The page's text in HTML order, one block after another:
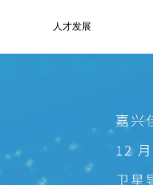
人才发展